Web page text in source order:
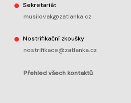
Sekretariát
musilovak@zatlanka.cz
Nostrifikační zkoušky
nostrifikace@zatlanka.cz
Přehled všech kontaktů